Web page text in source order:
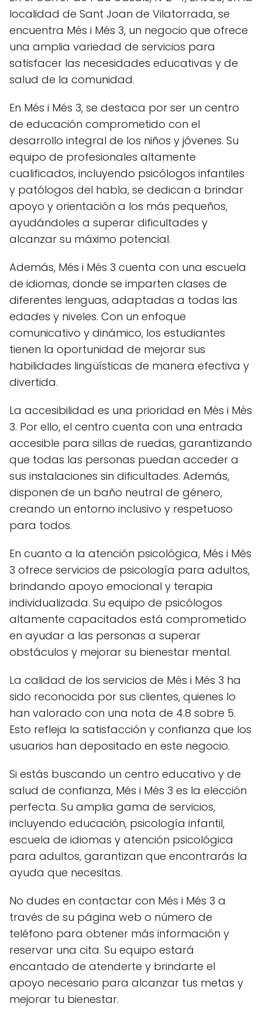
localidad de Sant Joan de Vilatorrada, se
encuentra Més i Més 3, un negocio que ofrece
una amplia variedad de servicios para
satisfacer las necesidades educativas y de
salud de la comunidad.
En Més i Més 3, se destaca por ser un centro
de educación comprometido con el
desarrollo integral de los niños y jóvenes. Su
equipo de profesionales altamente
cualificados, incluyendo psicólogos infantiles
y patólogos del habla, se dedican a brindar
apoyo y orientación a los más pequeños,
ayudándoles a superar dificultades y
alcanzar su máximo potencial.
Además, Més i Més 3 cuenta con una escuela
de idiomas, donde se imparten clases de
diferentes lenguas, adaptadas a todas las
edades y niveles. Con un enfoque
comunicativo y dinámico, los estudiantes
tienen la oportunidad de mejorar sus
habilidades lingüísticas de manera efectiva y
divertida.
La accesibilidad es una prioridad en Més i Més
3. Por ello, el centro cuenta con una entrada
accesible para sillas de ruedas, garantizando
que todas las personas puedan acceder a
sus instalaciones sin dificultades. Además,
disponen de un baño neutral de género,
creando un entorno inclusivo y respetuoso
para todos.
En cuanto a la atención psicológica, Més i Més
3 ofrece servicios de psicología para adultos,
brindando apoyo emocional y terapia
individualizada. Su equipo de psicólogos
altamente capacitados está comprometido
en ayudar a las personas a superar
obstáculos y mejorar su bienestar mental.
La calidad de los servicios de Més i Més 3 ha
sido reconocida por sus clientes, quienes lo
han valorado con una nota de 4.8 sobre 5.
Esto refleja la satisfacción y confianza que los
usuarios han depositado en este negocio.
Si estás buscando un centro educativo y de
salud de confianza, Més i Més 3 es la elección
perfecta. Su amplia gama de servicios,
incluyendo educación, psicología infantil,
escuela de idiomas y atención psicológica
para adultos, garantizan que encontrarás la
ayuda que necesitas.
No dudes en contactar con Més i Més 3 a
través de su página web o número de
teléfono para obtener más información y
reservar una cita. Su equipo estará
encantado de atenderte y brindarte el
apoyo necesario para alcanzar tus metas y
mejorar tu bienestar.